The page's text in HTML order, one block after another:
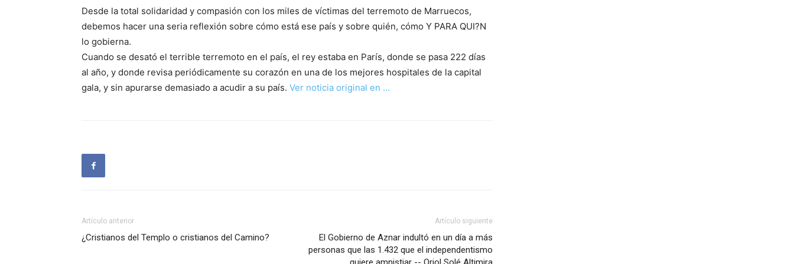
Desde la total solidaridad y compasión con los miles de víctimas del terremoto de Marruecos,
debemos hacer una seria reflexión sobre cómo está ese país y sobre quién, cómo Y PARA QUI?N
lo gobierna.
Cuando se desató el terrible terremoto en el país, el rey estaba en París, donde se pasa 222 días
al año, y donde revisa periódicamente su corazón en una de los mejores hospitales de la capital
gala, y sin apurarse demasiado a acudir a su país. Ver noticia original en …
Artículo anterior
¿Cristianos del Templo o cristianos del Camino?
Artículo siguiente
El Gobierno de Aznar indultó en un día a más
personas que las 1.432 que el independentismo